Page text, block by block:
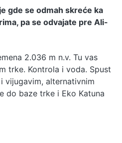
gde se odmah skreće ka
pa se odvajate pre Ali-
2.036 m n.v. Tu vas
trke. Kontrola i voda. Spust
vijugavim, alternativnim
do baze trke i Eko Katuna